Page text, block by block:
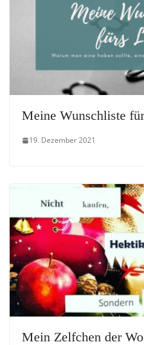
Meine Wunschliste
19. Dezember 2021
Mein Zelfchen der